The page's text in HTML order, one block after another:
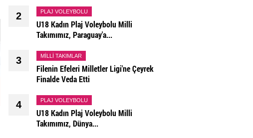
2 PLAJ VOLEYBOLU
U18 Kadın Plaj Voleybolu Milli
Takımımız, Paraguay'a...
3 MILLI TAKIMLAR
Filenin Efeleri Milletler Ligi'ne Çeyrek
Finalde Veda Etti
4 PLAJ VOLEYBOLU
U18 Kadın Plaj Voleybolu Milli
Takımımız, Dünya...